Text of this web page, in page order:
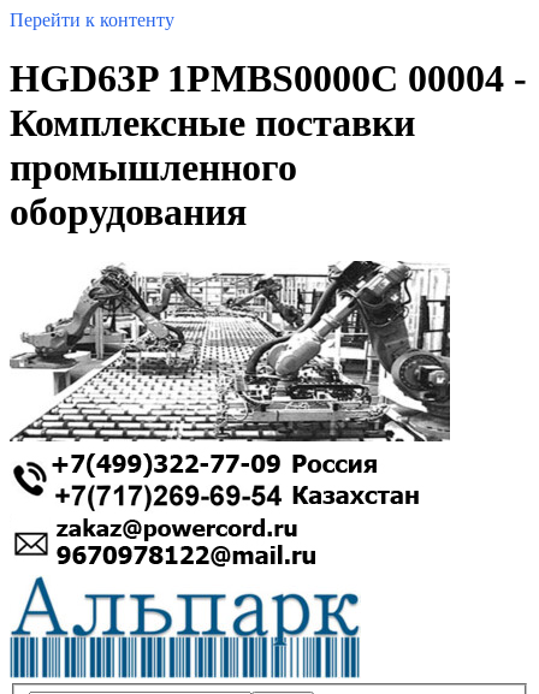
Перейти к контенту
HGD63P 1PMBS0000C 00004 -
Комплексные поставки
промышленного
оборудования